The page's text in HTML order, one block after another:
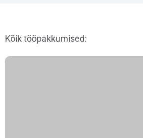
Kõik tööpakkumised: